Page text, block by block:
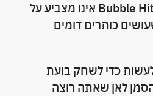
הריבאונד מכיוון ש- Bubble Hit אינו מצביע על
כותרים דומים
כדי לשחק בועת
לאן שאתה רוצה